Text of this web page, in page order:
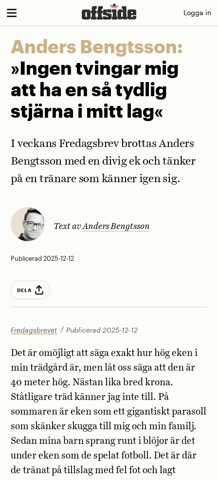
Skip
Logga in
Anders Bengtsson:
»Ingen tvingar mig
att ha en så tydlig
stjärna i mitt lag«
Fredagsbrevet Publicerad 2025-12-12
I veckans Fredagsbrev brottas Anders
Bengtsson med en divig ek och tänker
på en tränare som känner igen sig.
Text avAnders Bengtsson
Publicerad 2025-12-12
DELA
Det är omöjligt att säga exakt hur hög eken i
min trädgård är, men låt oss säga att den är
40 meter hög. Nästan lika bred krona.
Ståtligare träd känner jag inte till. På
sommaren är eken som ett gigantiskt parasoll
som skänker skugga till mig och min familj.
Sedan mina barn sprang runt i blöjor är det
under eken som de spelat fotboll. Det är där
de tränat på tillslag med fel fot och lagt